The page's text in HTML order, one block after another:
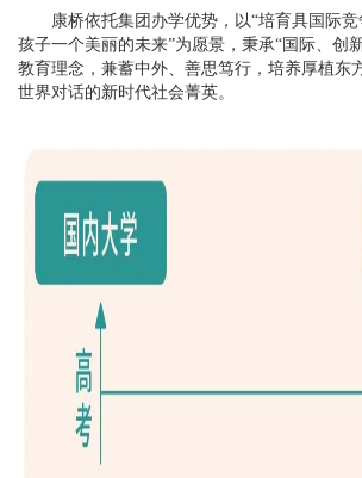
康桥依托集团办学优势，以“培育具国际
孩子一个美丽的未来”为愿景，秉承“国际、创
教育理念，兼蓄中外、善思笃行，培养厚植东
世界对话的新时代社会菁英。